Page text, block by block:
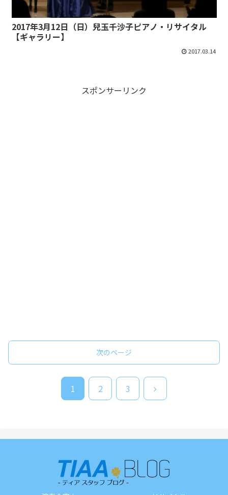
2017年3月12日（日）兒玉千沙子ピアノ・リサイタル
【ギャラリー】
2017.03.14
スポンサーリンク
次のページ
1 2 3
次